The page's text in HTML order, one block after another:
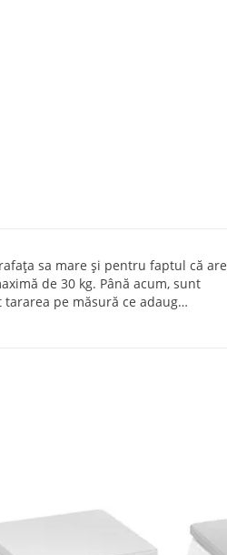
sa mare și pentru faptul că are
de 30 kg. Până acum, sunt
pe măsură ce adaug
să adaug prețuri sau funcția de
aceste funcții. Afișajul față-verso